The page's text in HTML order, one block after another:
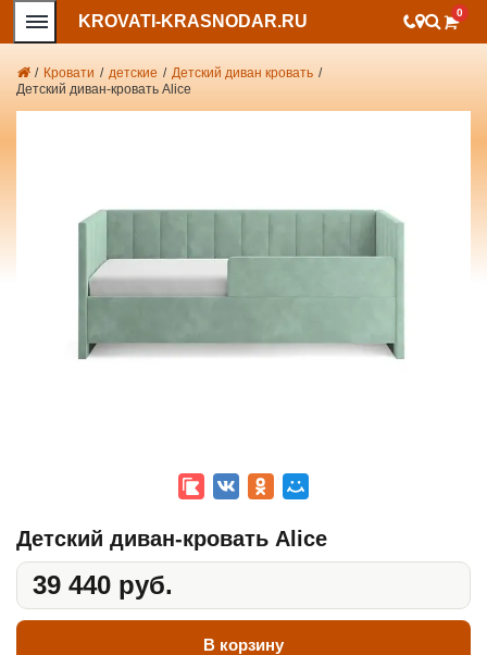
KROVATI-KRASNODAR.RU 0
/ Кровати / детские / Детский диван кровать /
Детский диван-кровать Alice
Детский диван-кровать Alice
39 440 руб.
В корзину